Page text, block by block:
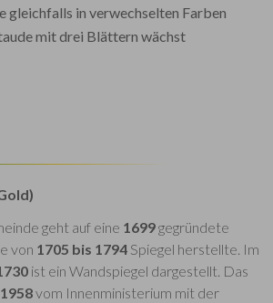
gleichfalls in verwechselten Farben
mit drei Blättern wächst
geht auf eine 1699gegründete
von 1705 bis 1794 Spiegel herstellte. Im
ist ein Wandspiegel dargestellt. Das
1958vom Innenministerium mit der